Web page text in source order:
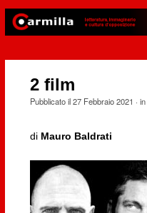
2 film
Pubblicato il27 Febbraio 2021 · in
di Mauro Baldrati